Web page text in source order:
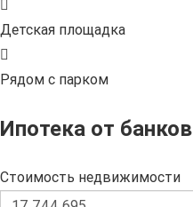
Детская площадка
Рядом с парком
Ипотека от банков
Стоимость недвижимости